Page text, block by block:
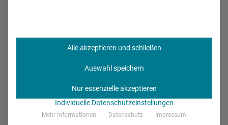
Alle akzeptieren und schließen
Auswahl speichern
Nur essenzielle akzeptieren
Individuelle Datenschutzeinstellungen
Mehr Informationen Datenschutz Impressum